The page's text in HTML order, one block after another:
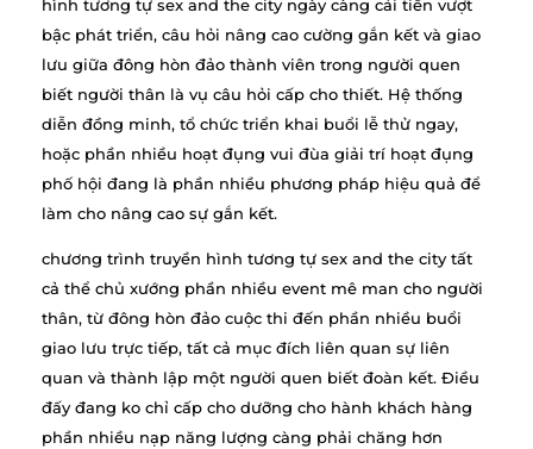
hình tương tự sex and the city ngày càng cải tiến vượt
bậc phát triển, câu hỏi nâng cao cường gắn kết và giao
lưu giữa đông hòn đảo thành viên trong người quen
biết người thân là vụ câu hỏi cấp cho thiết. Hệ thống
diễn đồng minh, tổ chức triển khai buổi lễ thử ngay,
hoặc phần nhiều hoạt đụng vui đùa giải trí hoạt đụng
phố hội đang là phần nhiều phương pháp hiệu quả để
làm cho nâng cao sự gắn kết.
chương trình truyền hình tương tự sex and the city tất
cả thể chủ xướng phần nhiều event mê man cho người
thân, từ đông hòn đảo cuộc thi đến phần nhiều buổi
giao lưu trực tiếp, tất cả mục đích liên quan sự liên
quan và thành lập một người quen biết đoàn kết. Điều
đấy đang ko chỉ cấp cho dưỡng cho hành khách hàng
phần nhiều nạp năng lượng càng phải chăng hơn